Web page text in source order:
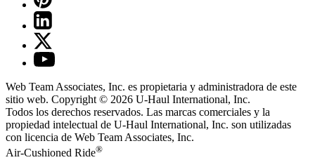
Web Team Associates, Inc. es propietaria y administradora de este
sitio web. Copyright © 2026 U-Haul International, Inc.
Todos los derechos reservados. Las marcas comerciales y la
propiedad intelectual de U-Haul International, Inc. son utilizadas
con licencia de Web Team Associates, Inc.
Air-Cushioned Ride®